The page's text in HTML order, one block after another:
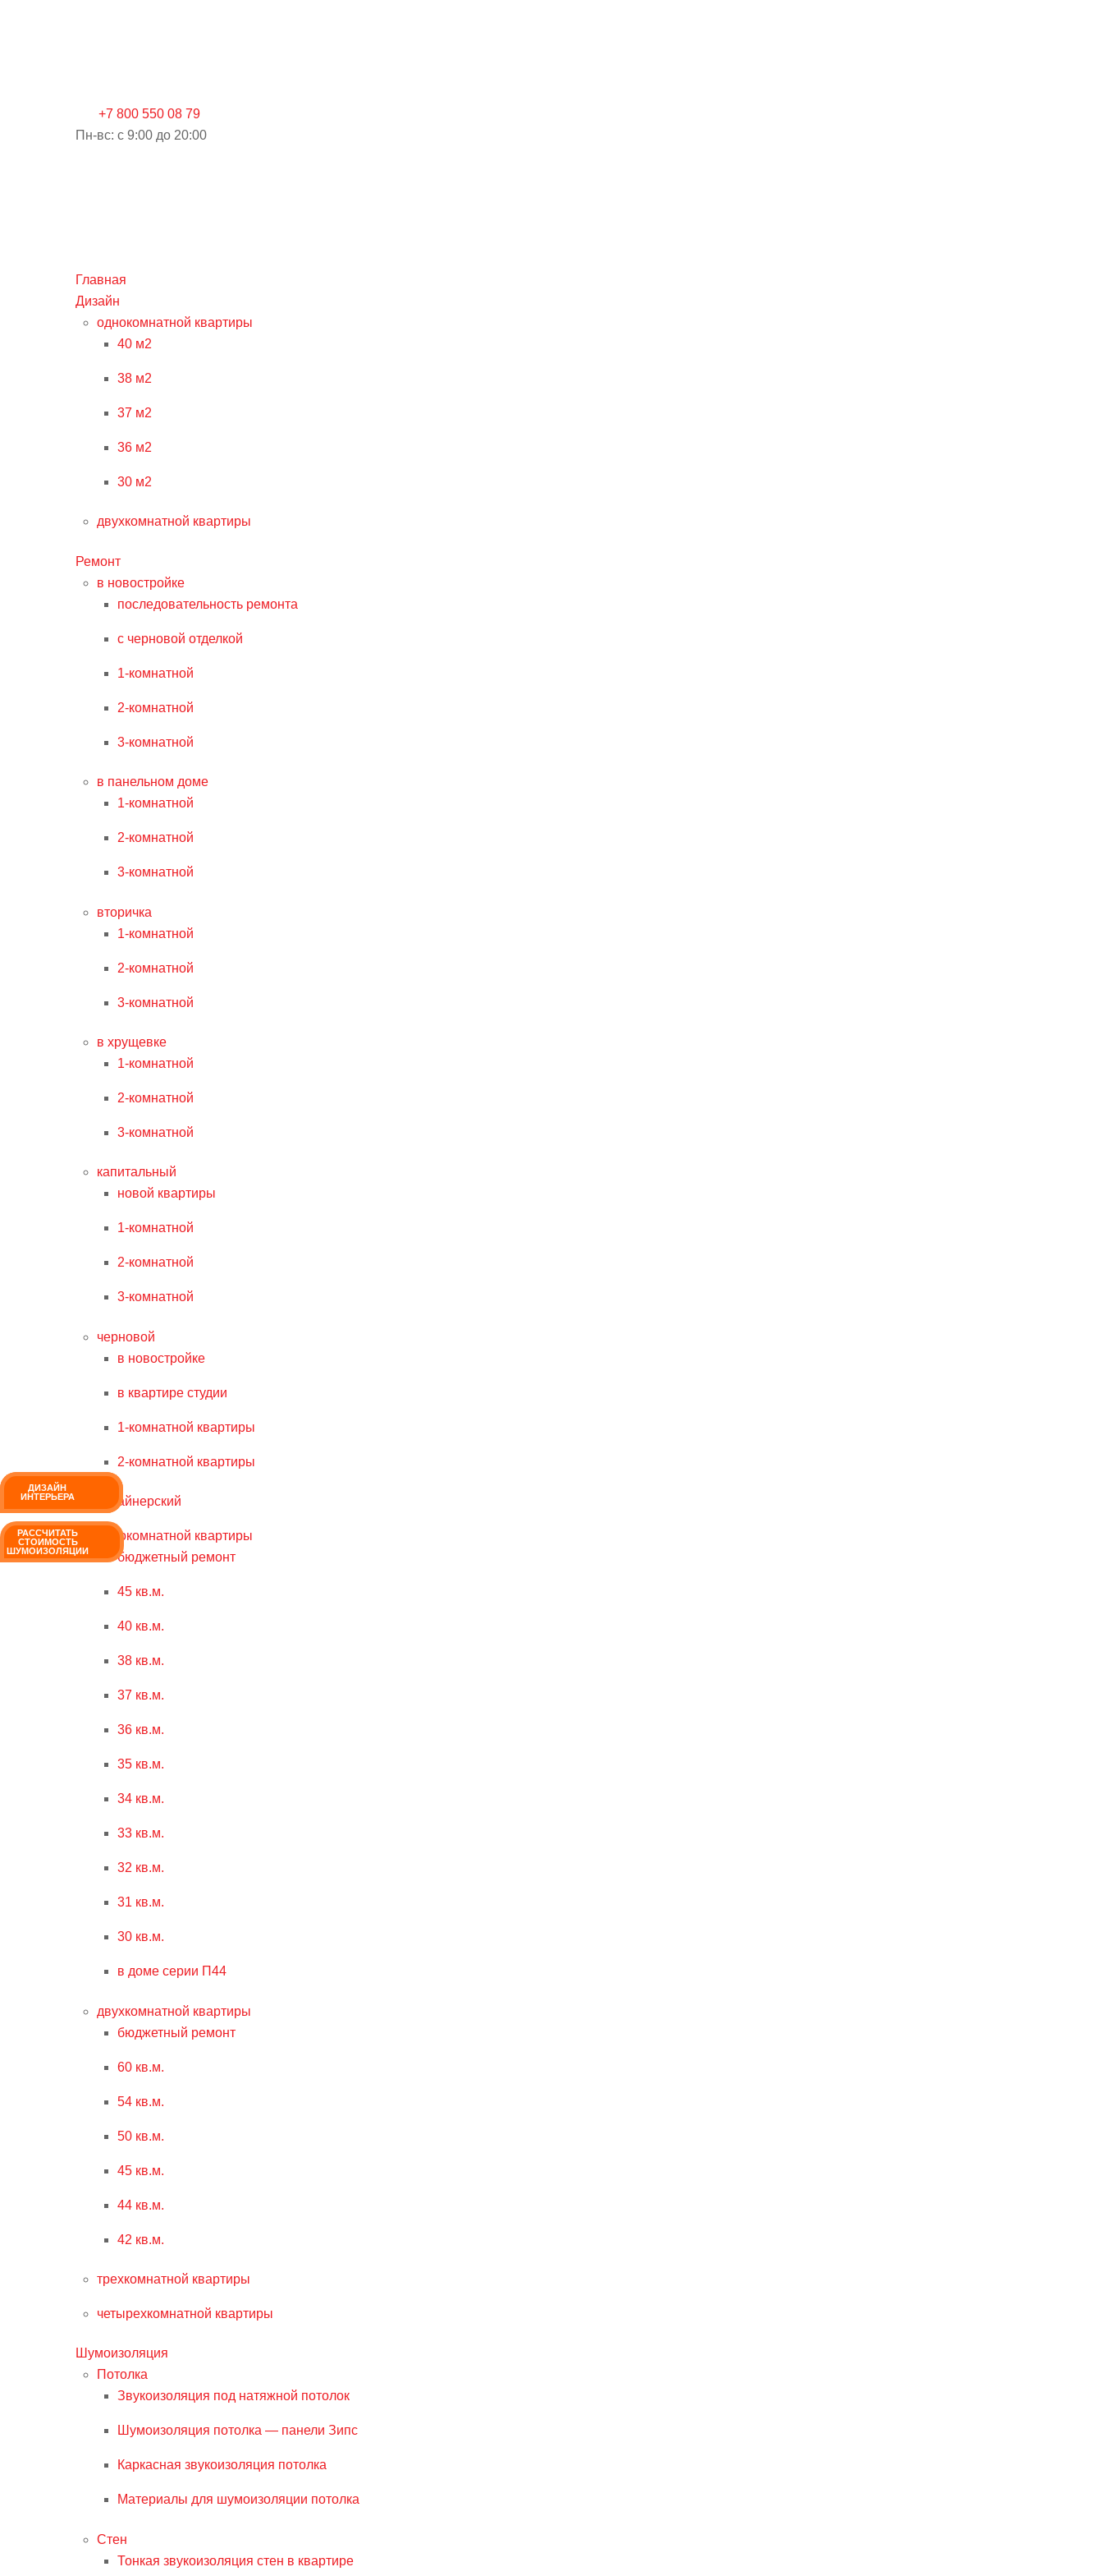
+7 800 550 08 79
Пн-вс: c 9:00 до 20:00
Главная
Дизайн
однокомнатной квартиры
40 м2
38 м2
37 м2
36 м2
30 м2
двухкомнатной квартиры
Ремонт
в новостройке
последовательность ремонта
с черновой отделкой
1-комнатной
2-комнатной
3-комнатной
в панельном доме
1-комнатной
2-комнатной
3-комнатной
вторичка
1-комнатной
2-комнатной
3-комнатной
в хрущевке
1-комнатной
2-комнатной
3-комнатной
капитальный
новой квартиры
1-комнатной
2-комнатной
3-комнатной
черновой
в новостройке
в квартире студии
1-комнатной квартиры
2-комнатной квартиры
дизайнерский
однокомнатной квартиры
бюджетный ремонт
45 кв.м.
40 кв.м.
38 кв.м.
37 кв.м.
36 кв.м.
35 кв.м.
34 кв.м.
33 кв.м.
32 кв.м.
31 кв.м.
30 кв.м.
в доме серии П44
двухкомнатной квартиры
бюджетный ремонт
60 кв.м.
54 кв.м.
50 кв.м.
45 кв.м.
44 кв.м.
42 кв.м.
трехкомнатной квартиры
четырехкомнатной квартиры
Шумоизоляция
Потолка
Звукоизоляция под натяжной потолок
Шумоизоляция потолка — панели Зипс
Каркасная звукоизоляция потолка
Материалы для шумоизоляции потолка
Стен
Тонкая звукоизоляция стен в квартире
РАССЧИТАТЬ
СТОИМОСТЬ
РЕМОНТА
РАССЧИТАТЬ
СТОИМОСТЬ
ШУМОИЗОЛЯЦИИ
ДИЗАЙН
ИНТЕРЬЕРА